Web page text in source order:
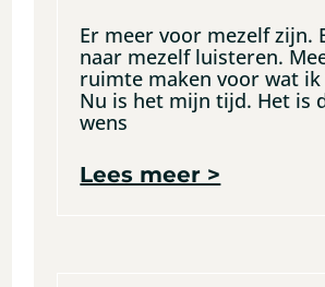
Er meer voor mezelf zijn.
naar mezelf luisteren.
ruimte maken voor wat ik
Nu is het mijn tijd. Het is
wens
Lees meer >